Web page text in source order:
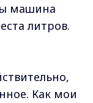
машина
литров.
Как мои